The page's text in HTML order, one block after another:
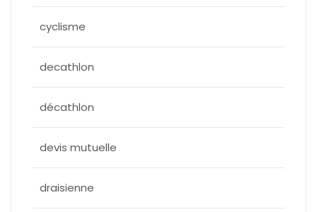
cyclisme
decathlon
décathlon
devis mutuelle
draisienne